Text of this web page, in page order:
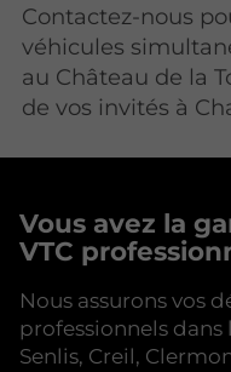
Contactez-nous
véhicules
au Château de la
de vos invités à
Vous avez la
VTC
Nous assurons vos
professionnels dans
Senlis, Creil,